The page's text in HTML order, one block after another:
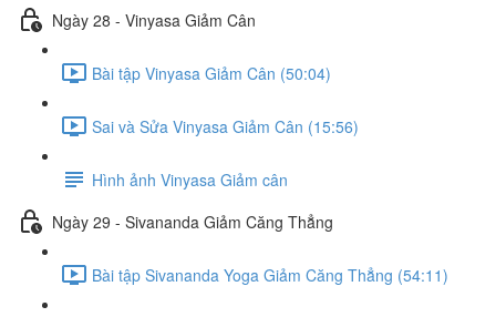
Ngày 28 - Vinyasa Giảm Cân
Bài tập Vinyasa Giảm Cân (50:04)
Sai và Sửa Vinyasa Giảm Cân (15:56)
Hình ảnh Vinyasa Giảm cân
Ngày 29 - Sivananda Giảm Căng Thẳng
Bài tập Sivananda Yoga Giảm Căng Thẳng (54:11)